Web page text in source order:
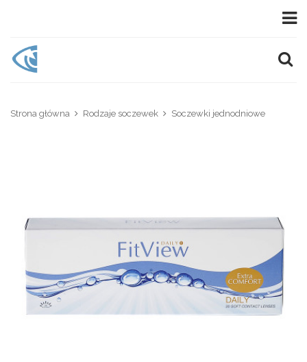
Strona główna Rodzaje soczewek Soczewki jednodniowe